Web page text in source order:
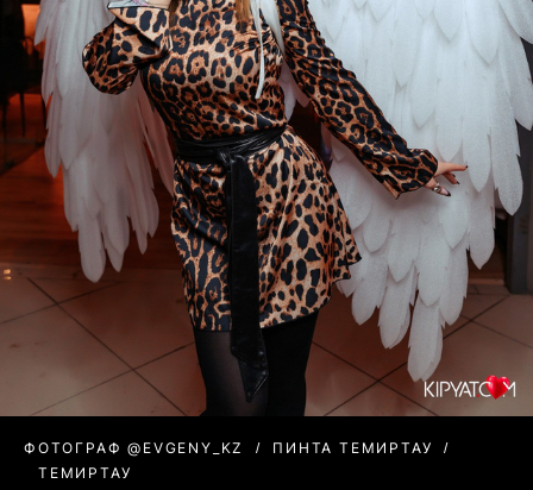
ФОТОГРАФ @EVGENY_KZ
ПИНТА ТЕМИРТАУ
ТЕМИРТАУ